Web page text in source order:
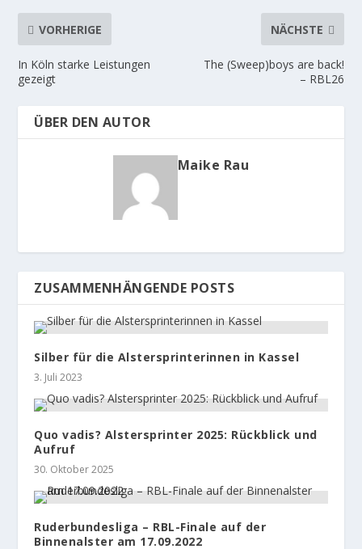
VORHERIGE
In Köln starke Leistungen
gezeigt
NÄCHSTE
The (Sweep)boys are back!
– RBL26
ÜBER DEN AUTOR
Maike Rau
ZUSAMMENHÄNGENDE POSTS
Silber für die Alstersprinterinnen in Kassel
3. Juli 2023
Quo vadis? Alstersprinter 2025: Rückblick und
Aufruf
30. Oktober 2025
Ruderbundesliga – RBL-Finale auf der
Binnenalster am 17.09.2022